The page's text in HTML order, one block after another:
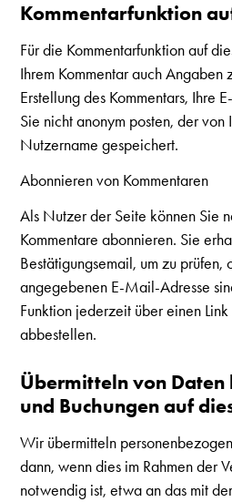
Kommentarfunktion
Für die Kommentarfunktion auf
Ihrem Kommentar auch Angaben
Erstellung des Kommentars, Ihre
Sie nicht anonym posten, der von
Nutzername gespeichert.
Abonnieren von Kommentaren
Als Nutzer der Seite können Sie
Kommentare abonnieren. Sie
Bestätigungsemail, um zu
angegebenen E-Mail-Adresse
Funktion jederzeit über einen
abbestellen.
Übermitteln von Daten
und Buchungen auf
Wir übermitteln
dann, wenn dies im Rahmen der
notwendig ist, etwa an das mit